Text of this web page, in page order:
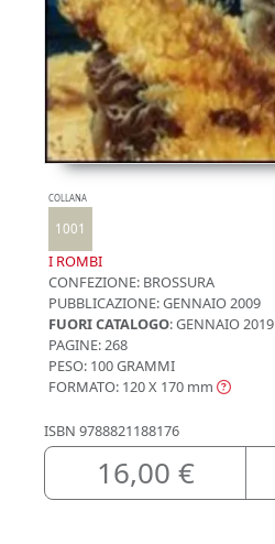
COLLANA
1001
I ROMBI
CONFEZIONE: BROSSURA
PUBBLICAZIONE:GENNAIO 2009
FUORI CATALOGO: GENNAIO 2019
PAGINE: 268
PESO: 100 GRAMMI
FORMATO: 120 X 170 mm
ISBN 9788821188176
16,00 €